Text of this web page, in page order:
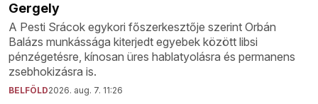
Gergely
A Pesti Srácok egykori főszerkesztője szerint Orbán
Balázs munkássága kiterjedt egyebek között libsi
pénzégetésre, kínosan üres hablatyolásra és permanens
zsebhokizásra is.
BELFÖLD2026. aug. 7. 11:26